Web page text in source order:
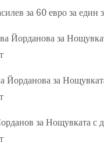
за 60 евро за един
Йорданова за
Йорданова за
заНощувката с